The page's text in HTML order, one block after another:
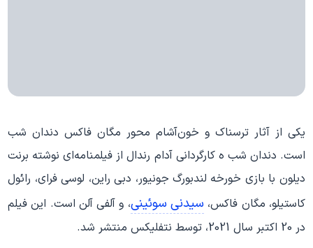
یکی از آثار ترسناک و خون‌آشام محور مگان فاکس دندان شب
است. دندان شب ه کارگردانی آدام رندال از فیلمنامه‌ای نوشته برنت
دیلون با بازی خورخه لندبورگ جونیور، دبی راین، لوسی فرای، رائول
کاستیلو، مگان فاکس، سیدنی سوئینی، و آلفی آلن است. این فیلم
در 20 اکتبر سال 2021، توسط نتفلیکس منتشر شد.